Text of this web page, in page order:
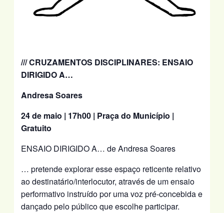
/// CRUZAMENTOS DISCIPLINARES: ENSAIO
DIRIGIDO A…
Andresa Soares
24 de maio | 17h00 | Praça do Município |
Gratuito
ENSAIO DIRIGIDO A… de Andresa Soares
… pretende explorar esse espaço reticente relativo
ao destinatário/interlocutor, através de um ensaio
performativo instruído por uma voz pré-concebida e
dançado pelo público que escolhe participar.